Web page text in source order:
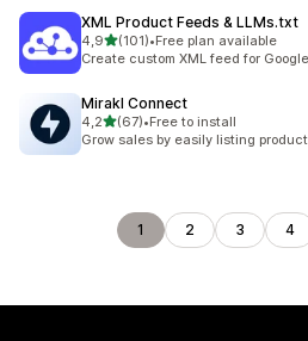
XML Product Feeds & LLMs.txt
4,95 yıldız üzerinden
(101)
toplam 101 değerlendirme
•Free plan available
Create custom XML feed for
Mirakl Connect
4,25 yıldız üzerinden
(67)
toplam 67 değerlendirme
•Free to install
Grow sales by easily listing
1 2 3 4